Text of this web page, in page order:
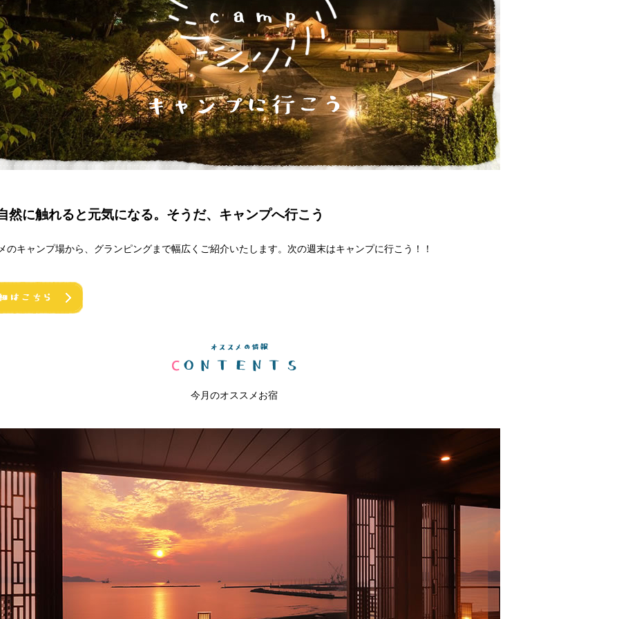
然に触れると元気になる。そうだ、キャンプへ行こう
のキャンプ場から、グランピングまで幅広くご紹介いたします。次の週末はキャンプに行こう！！
今月のオススメお宿